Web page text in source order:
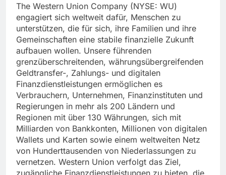
The Western Union Company (NYSE: WU)
engagiert sich weltweit dafür, Menschen zu
unterstützen, die für sich, ihre Familien und ihre
Gemeinschaften eine stabile finanzielle Zukunft
aufbauen wollen. Unsere führenden
grenzüberschreitenden, währungsübergreifenden
Geldtransfer-, Zahlungs- und digitalen
Finanzdienstleistungen ermöglichen es
Verbrauchern, Unternehmen, Finanzinstituten und
Regierungen in mehr als 200 Ländern und
Regionen mit über 130 Währungen, sich mit
Milliarden von Bankkonten, Millionen von digitalen
Wallets und Karten sowie einem weltweiten Netz
von Hunderttausenden von Niederlassungen zu
vernetzen. Western Union verfolgt das Ziel,
zugängliche Finanzdienstleistungen zu bieten, die